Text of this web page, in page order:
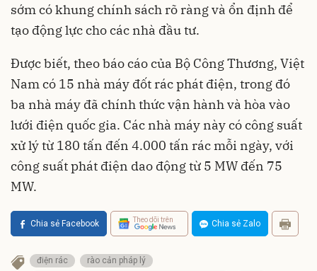
sớm có khung chính sách rõ ràng và ổn định để
tạo động lực cho các nhà đầu tư.
Được biết, theo báo cáo của Bộ Công Thương, Việt
Nam có 15 nhà máy đốt rác phát điện, trong đó
ba nhà máy đã chính thức vận hành và hòa vào
lưới điện quốc gia. Các nhà máy này có công suất
xử lý từ 180 tấn đến 4.000 tấn rác mỗi ngày, với
công suất phát điện dao động từ 5 MW đến 75
MW.
Chia sẻ Facebook Theo dõi trên Chia sẻ Zalo
điện rác
rào cản pháp lý